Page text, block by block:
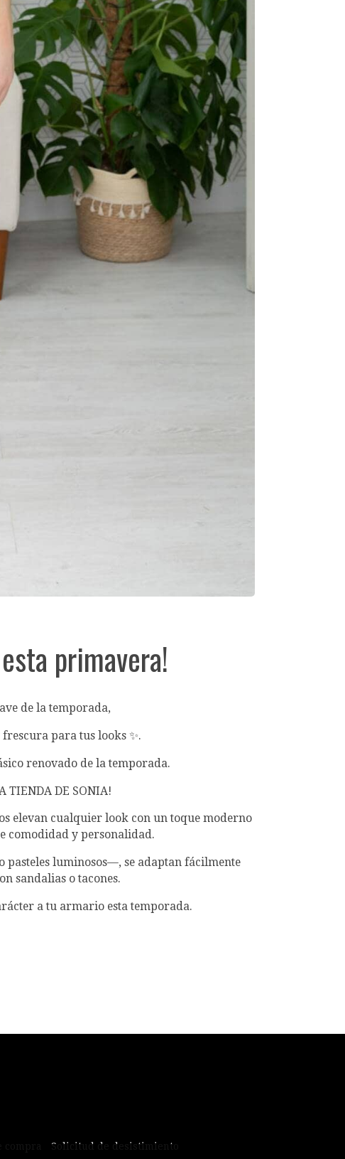
primavera!
de la temporada,
para tus looks ✨.
renovado de la temporada.
TIENDA DE SONIA!
elevan cualquier look con un toque moderno
comodidad y personalidad.
pasteles luminosos—, se adaptan fácilmente
sandalias o tacones.
a tu armario esta temporada.
Solicitud de desistimiento